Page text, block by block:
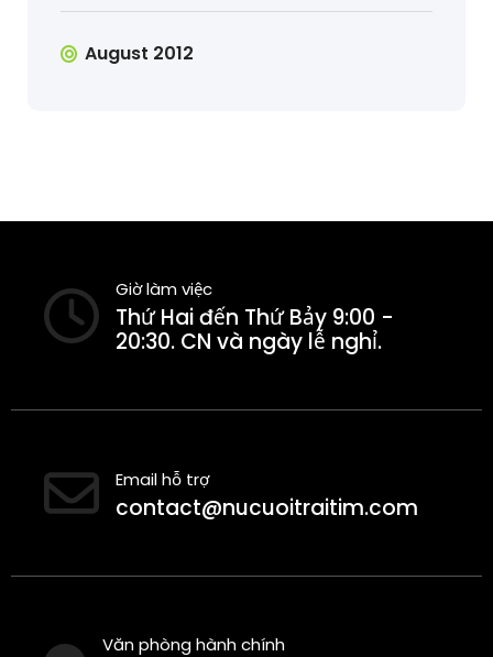
August 2012
Giờ làm việc
Thứ Hai đến Thứ Bảy 9:00 -
20:30. CN và ngày lễ nghỉ.
Email hỗ trợ
contact@nucuoitraitim.com
Văn phòng hành chính